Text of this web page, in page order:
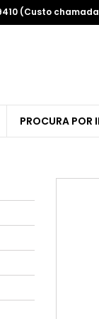
(Custo
PROCURA POR